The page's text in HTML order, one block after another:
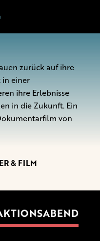
zurück auf ihre
in einer
ihre Erlebnisse
in die Zukunft. Ein
von
& FILM